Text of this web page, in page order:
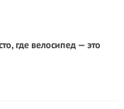
где велосипед — это